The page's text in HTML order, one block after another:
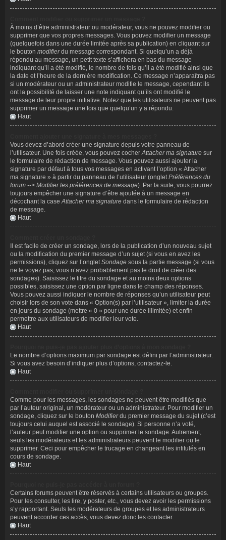
À moins d’être administrateur ou modérateur, vous ne pouvez modifier ou
supprimer que vos propres messages. Vous pouvez modifier un message
(quelquefois dans une durée limitée après sa publication) en cliquant sur
le bouton modifierdu message correspondant. Si quelqu’un a déjà
répondu au message, un petit texte s’affichera en bas du message
indiquant qu’il a été modifié, le nombre de fois qu’il a été modifié ainsi que
la date et l’heure de la dernière modification. Ce message n’apparaîtra pas
si un modérateur ou un administrateur modifie le message, cependant ils
ont la possibilité de laisser une note indiquant qu’ils ont modifié le
message de leur propre initiative. Notez que les utilisateurs ne peuvent pas
supprimer un message une fois que quelqu’un y a répondu.
Haut
Vous devez d’abord créer une signature depuis votre panneau de
l’utilisateur. Une fois créée, vous pouvez cocherAttacher ma signature sur
le formulaire de rédaction de message. Vous pouvez aussi ajouter la
signature par défaut à tous vos messages en activant l’option « Attacher
ma signature » à partir du panneau de l’utilisateur (ongletPréférences du
forum --> Modifier les préférences de message). Par la suite, vous pourrez
toujours empêcher une signature d’être ajoutée à un message en
décochant la caseAttacher ma signature dans le formulaire de rédaction
de message.
Haut
Il est facile de créer un sondage, lors de la publication d’un nouveau sujet
ou la modification du premier message d’un sujet (si vous en avez les
permissions), cliquez sur l’ongletSondage sous la partie message (si vous
ne le voyez pas, vous n’avez probablement pas le droit de créer des
sondages). Saisissez le titre du sondage et au moins deux options
possibles, saisissez une option par ligne dans le champ des réponses.
Vous pouvez aussi indiquer le nombre de réponses qu’un utilisateur peut
choisir lors de son vote dans « Option(s) par l’utilisateur », limiter la durée
en jours du sondage (mettre « 0 » pour une durée illimitée) et enfin
permettre aux utilisateurs de modifier leur vote.
Haut
Le nombre d’options maximum par sondage est défini par l’administrateur.
Si vous avez besoin d’indiquer plus d’options, contactez-le.
Haut
Comme pour les messages, les sondages ne peuvent être modifiés que
par l’auteur original, un modérateur ou un administrateur. Pour modifier un
sondage, cliquez sur le bouton Modifierdu premier message du sujet (c’est
toujours celui auquel est associé le sondage). Si personne n’a voté,
l’auteur peut modifier une option ou supprimer le sondage. Autrement,
seuls les modérateurs et les administrateurs peuvent le modifier ou le
supprimer. Ceci pour empêcher le trucage en changeant les intitulés en
cours de sondage.
Haut
Certains forums peuvent être réservés à certains utilisateurs ou groupes.
Pour les consulter, les lire, y poster, etc., vous devez avoir les permissions
s’y rapportant. Seuls les modérateurs de groupes et les administrateurs
peuvent accorder ces accès, vous devez donc les contacter.
Haut